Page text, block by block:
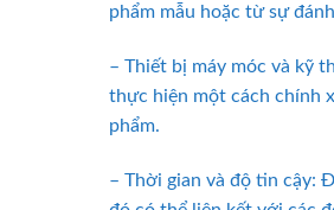
phẩm mẫu hoặc từ sự
– Thiết bị máy móc và kỹ
thực hiện một cách chính
phẩm.
– Thời gian và độ tin cậy: